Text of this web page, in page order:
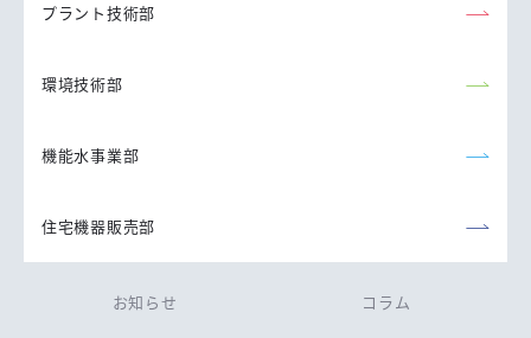
プラント技術部
環境技術部
機能水事業部
住宅機器販売部
お知らせ コラム